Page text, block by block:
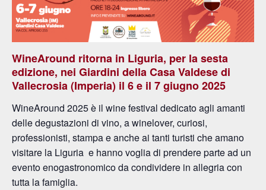
WineAround ritorna in Liguria, per la sesta
edizione, nei Giardini della Casa Valdese di
Vallecrosia (Imperia) il 6 e il 7 giugno 2025
WineAround 2025 è il wine festival dedicato agli amanti
delle degustazioni di vino, a winelover, curiosi,
professionisti, stampa e anche ai tanti turisti che amano
visitare la Liguria e hanno voglia di prendere parte ad un
evento enogastronomico da condividere in allegria con
tutta la famiglia.